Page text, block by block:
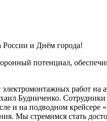
и Днём города!
потенциал,
работ на
Будниченко. Сотрудники
и на подводном крейсере
Мы стремимся стать